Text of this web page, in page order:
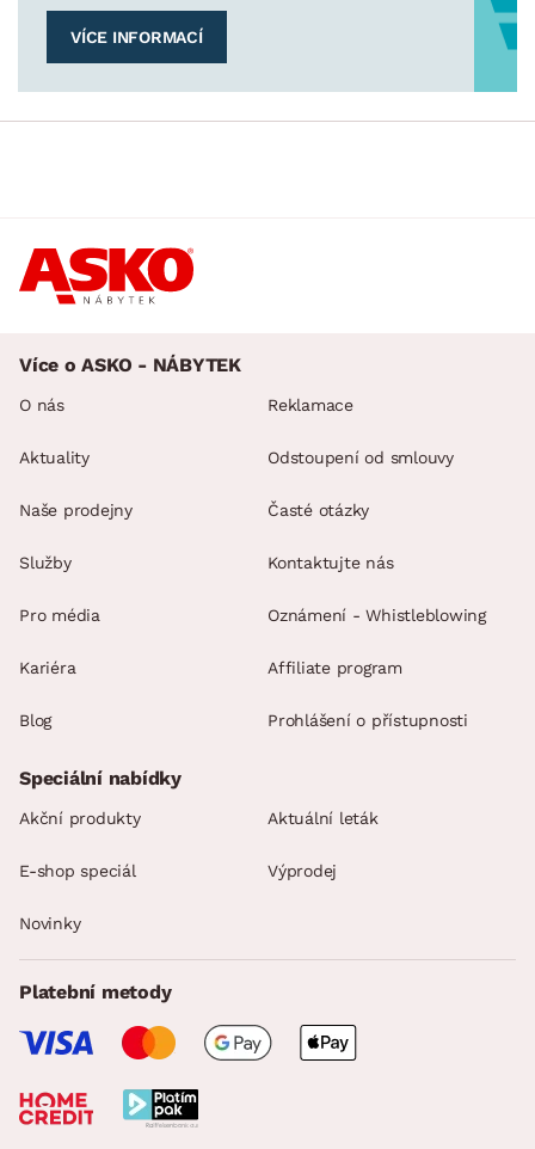
VÍCE INFORMACÍ
Více o ASKO - NÁBYTEK
O nás
Aktuality
Naše prodejny
Služby
Pro média
Kariéra
Blog
Reklamace
Odstoupení od smlouvy
Časté otázky
Kontaktujte nás
Oznámení - Whistleblowing
Affiliate program
Prohlášení o přístupnosti
Speciální nabídky
Akční produkty Aktuální leták
E-shop speciál Výprodej
Novinky
Platební metody